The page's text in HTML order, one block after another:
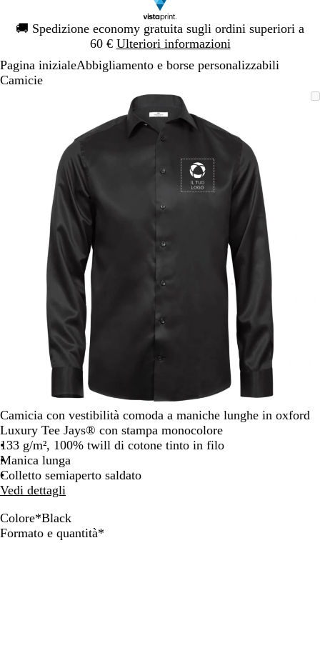
🚚 Spedizione economy gratuita sugli ordini superiori a
60 € Ulteriori informazioni
Diapositiva
1
Pagina inizialeAbbigliamento e borse personalizzabili
Camicie
L’immagine
può
essere
ingrandita
Ingrandito
a
minimo
Clicca
per
allargare
Usa
i
comandi
+
+
o
e
per
Camicia con vestibilità comoda a maniche lunghe in oxford
Luxury Tee Jays® con stampa monocolore
133 g/m², 100% twill di cotone tinto in filo
Manica lunga
Colletto semiaperto saldato
Vedi dettagli
Colore*Black
B
L
L
W
W
Formato e quantità*